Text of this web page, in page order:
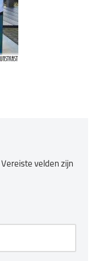
Vereiste velden zijn